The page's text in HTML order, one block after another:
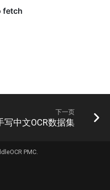
下一页
写中文OCR数据集
PMC.